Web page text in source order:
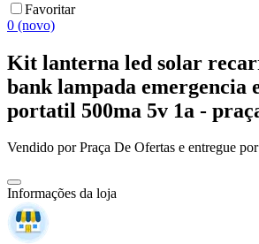
Favoritar
0 (novo)
Kit lanterna led solar
bank lampada emergencia
portatil 500ma 5v 1a -
Vendido porPraça De Ofertas e entregue por
Informações da loja